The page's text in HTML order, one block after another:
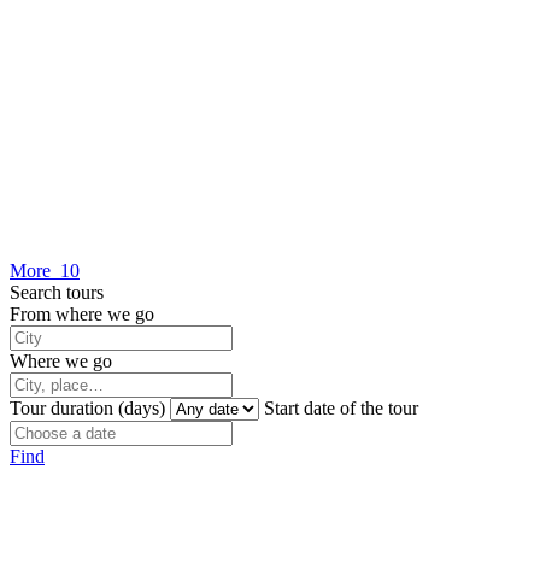
More 10
Search tours
From where we go
Where we go
Tour duration (days) Start date of the tour
Find